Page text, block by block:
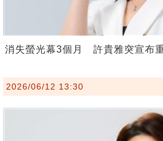
消失螢光幕3個月 許貴雅突宣布
2026/06/12 13:30